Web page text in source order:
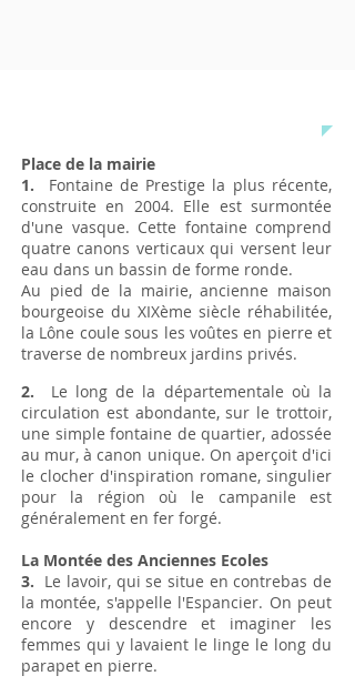
Place de la mairie
1. Fontaine de Prestige la plus récente,
construite en 2004. Elle est surmontée
d'une vasque. Cette fontaine comprend
quatre canons verticaux qui versent leur
eau dans un bassin de forme ronde.
Au pied de la mairie, ancienne maison
bourgeoise du XIXème siècle réhabilitée,
la Lône coule sous les voûtes en pierre et
traverse de nombreux jardins privés.
2.
Le long de la départementale où la
circulation est abondante, sur le trottoir,
une simple fontaine de quartier, adossée
au mur, à canon unique. On aperçoit d'ici
le clocher d'inspiration romane, singulier
pour la région où le campanile est
généralement en fer forgé.
La Montée des Anciennes Ecoles
3. Le lavoir, qui se situe en contrebas de
la montée, s'appelle l'Espancier. On peut
encore y descendre et imaginer les
femmes qui y lavaient le linge le long du
parapet en pierre.